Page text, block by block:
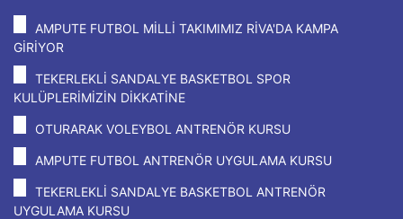
AMPUTE FUTBOL MİLLİ TAKIMIMIZ RİVA'DA KAMPA
GİRİYOR
TEKERLEKLİ SANDALYE BASKETBOL SPOR
KULÜPLERİMİZİN DİKKATİNE
OTURARAK VOLEYBOL ANTRENÖR KURSU
AMPUTE FUTBOL ANTRENÖR UYGULAMA KURSU
TEKERLEKLİ SANDALYE BASKETBOL ANTRENÖR
UYGULAMA KURSU